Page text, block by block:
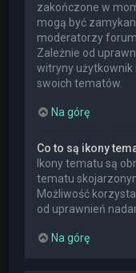
zakończone w
mogą być
moderatorzy
Zależnie od
witryny
swoich tematów.
Na górę
Co to są ikony
Ikony tematu są
tematu
Możliwość
od uprawnień
Na górę